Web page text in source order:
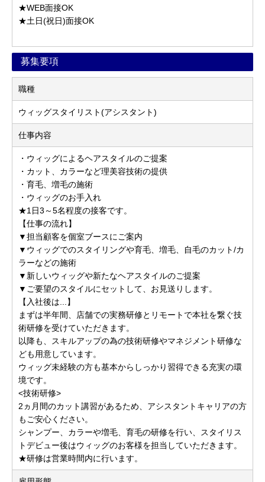
★WEB面接OK
★土日(祝日)面接OK
募集要項
職種
ウィッグスタイリスト(アシスタント)
仕事内容
・ウィッグによるヘアスタイルのご提案
・カット、カラーなど理美容技術の提供
・育毛、増毛の施術
・ウィッグのお手入れ
★1日3～5名程度の接客です。
【仕事の流れ】
▼担当顧客を個室ブースにご案内
▼ウィッグでのスタイリングや育毛、増毛、自毛のカット/カ
ラーなどの施術
▼新しいウィッグや新たなヘアスタイルのご提案
▼ご要望のスタイルにセットして、お見送りします。
【入社後は...】
まずは半年間、店舗での実務研修とリモートで本社を繋ぐ技
術研修を受けていただきます。
以降も、スキルアップの為の技術研修やマネジメント研修な
ども用意しています。
ウィッグ未経験の方も基本からしっかり習得できる充実の環
境です。
<技術研修>
2ヵ月間のカット講習があるため、アシスタントキャリアの方
もご安心ください。
シャンプー、カラーや増毛、育毛の研修を行い、スタイリス
トデビュー後はウィッグのお客様を担当していただきます。
★研修は営業時間内に行います。